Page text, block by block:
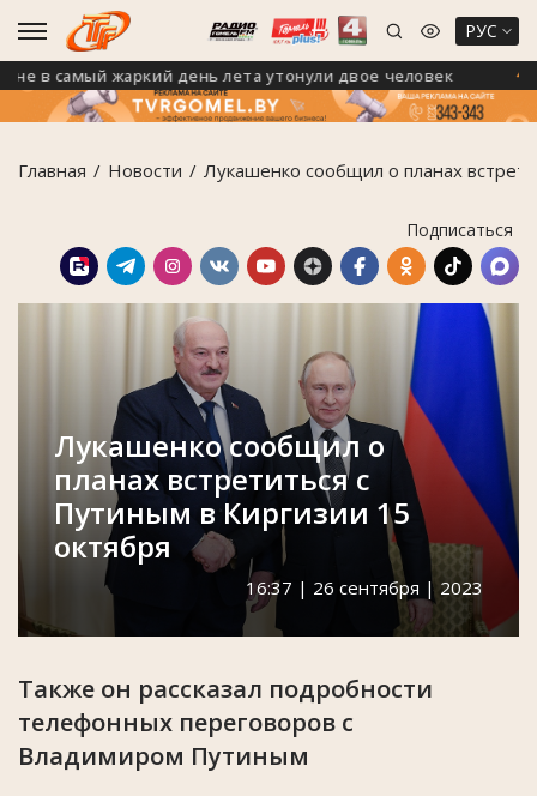
РУС
самый жаркий день лета утонули двое человек В
Главная Новости Лукашенко сообщил о планах
Подписаться
Лукашенко сообщил о
планах встретиться с
Путиным в Киргизии 15
октября
16:37 | 26 сентября | 2023
Также он рассказал подробности
телефонных переговоров с
Владимиром Путиным